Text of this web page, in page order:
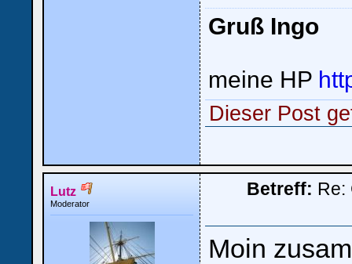
Gruß Ingo
meine HP
Dieser Post
Lutz
Moderator
Betreff: Re:
Moin